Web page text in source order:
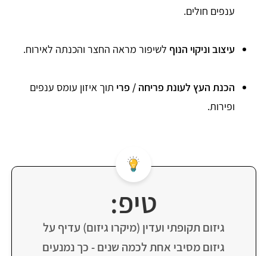
ענפים חולים.
עיצוב וניקוי הנוף לשיפור מראה החצר והכנתה לאירוח.
הכנת העץ לעונת פריחה / פרי תוך איזון עומס ענפים
ופירות.
טיפ:
גיזום תקופתי ועדין (מיקרו גיזום) עדיף על
גיזום מסיבי אחת לכמה שנים - כך נמנעים